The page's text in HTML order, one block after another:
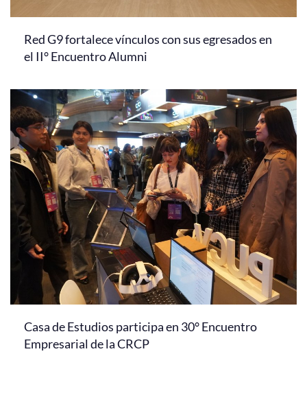
Red G9 fortalece vínculos con sus egresados en
el II° Encuentro Alumni
Casa de Estudios participa en 30° Encuentro
Empresarial de la CRCP